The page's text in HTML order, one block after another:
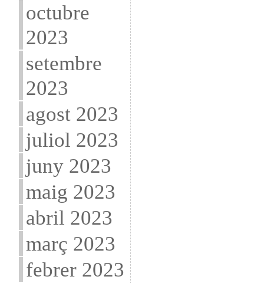
octubre
2023
setembre
2023
agost 2023
juliol 2023
juny 2023
maig 2023
abril 2023
març 2023
febrer 2023